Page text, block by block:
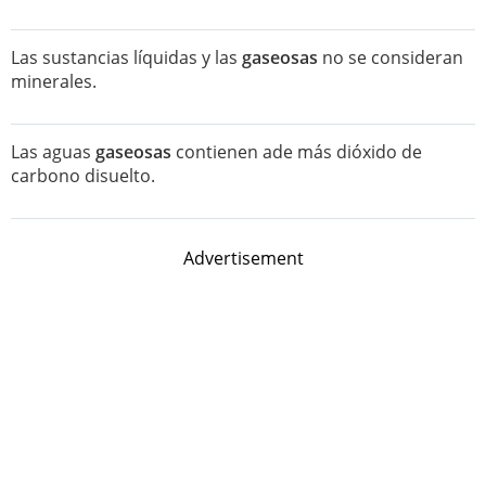
Las sustancias líquidas y las gaseosas no se consideran
minerales.
Las aguas gaseosas contienen ade más dióxido de
carbono disuelto.
Advertisement